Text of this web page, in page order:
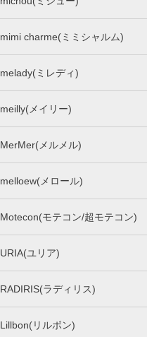
mimi charme(ミミシャルム)
melady(ミレディ)
meilly(メイリー)
MerMer(メルメル)
melloew(メロール)
Motecon(モテコン/超モテコン)
URIA(ユリア)
RADIRIS(ラディリス)
Lillbon(リルボン)